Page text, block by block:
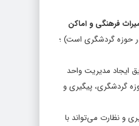
فرهنگی و اماکن
حوزه گردشگری است) ؛
ایجاد مدیریت واحد
گردشگری، پیگیری و
و نظارت می‌تواند با